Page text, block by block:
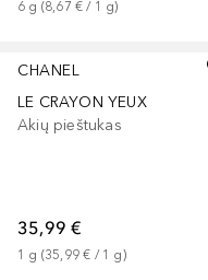
6 g (8,67 € / 1 g)
CHANEL
LE CRAYON YEUX
Akių pieštukas
35,99 €
1 g (35,99 € / 1 g)
+